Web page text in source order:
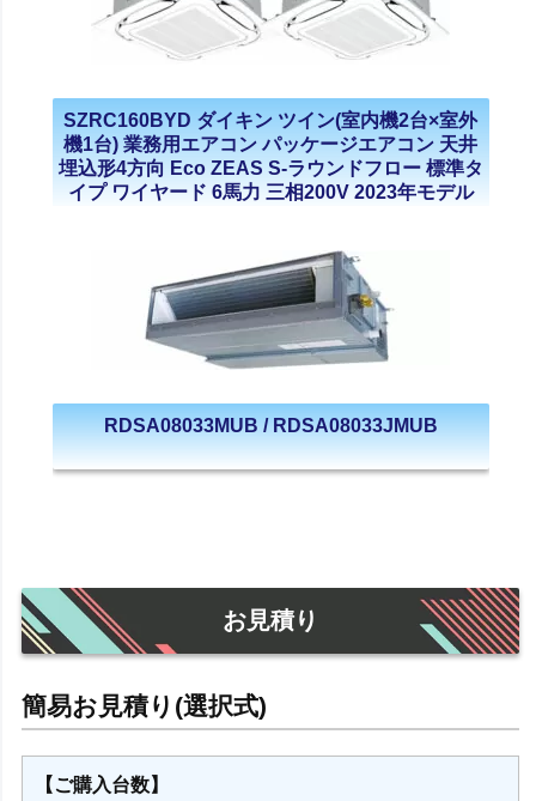
SZRC160BYD ダイキン ツイン(室内機2台×室外
機1台) 業務用エアコン パッケージエアコン 天井
埋込形4方向 Eco ZEAS S-ラウンドフロー 標準タ
イプ ワイヤード 6馬力 三相200V 2023年モデル
RDSA08033MUB / RDSA08033JMUB
お見積り
【ご購入台数】